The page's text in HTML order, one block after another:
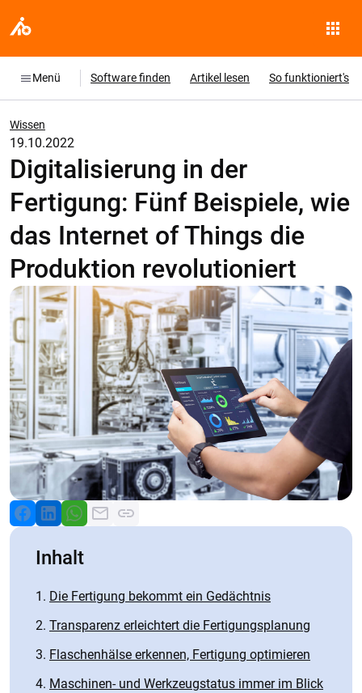
Menü Software finden Artikel lesen So funktioniert's
Wissen
19.10.2022
Digitalisierung in der
Fertigung: Fünf Beispiele, wie
das Internet of Things die
Produktion revolutioniert
Inhalt
Die Fertigung bekommt ein Gedächtnis
Transparenz erleichtert die Fertigungsplanung
Flaschenhälse erkennen, Fertigung optimieren
Maschinen- und Werkzeugstatus immer im Blick